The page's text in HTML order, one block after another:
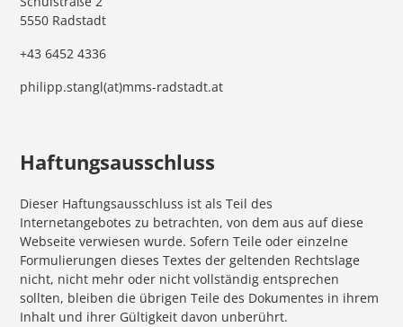
5550 Radstadt
+43 6452 4336
philipp.stangl(at)mms-radstadt.at
Haftungsausschluss
Dieser Haftungsausschluss ist als Teil des
Internetangebotes zu betrachten, von dem aus auf diese
Webseite verwiesen wurde. Sofern Teile oder einzelne
Formulierungen dieses Textes der geltenden Rechtslage
nicht, nicht mehr oder nicht vollständig entsprechen
sollten, bleiben die übrigen Teile des Dokumentes in ihrem
Inhalt und ihrer Gültigkeit davon unberührt.